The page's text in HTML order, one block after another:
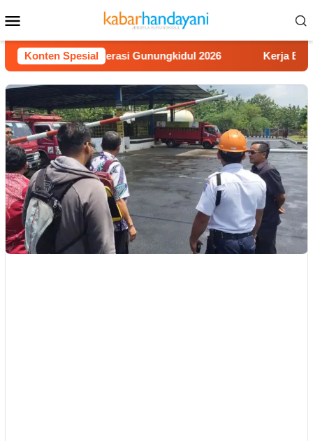
ke
kontenMobile
Konten Spesial
Video Literasi Gunungkidul 2026 Kerja Buruh